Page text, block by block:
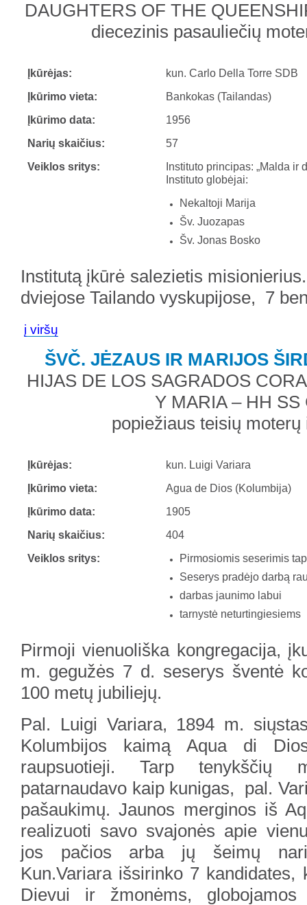
DAUGHTERS OF THE
diecezinis pasauliečių
Įkūrėjas:
Įkūrimo vieta:
Įkūrimo data:
Narių skaičius:
Veiklos sritys:
kun. Carlo Della Torre SDB
Bankokas (Tailandas)
1956
57
Instituto principas: „Malda ir
Instituto globėjai:
Nekaltoji Marija
Šv. Juozapas
Šv. Jonas Bosko
Institutą įkūrė salezietis
dviejose Tailando vyskupijose, 7
į viršų
ŠVČ. JĖZAUS IR MARIJOS
HIJAS DE LOS SAGRADOS
Y MARIA – HH SS
popiežiaus teisių moterų
Įkūrėjas:
Įkūrimo vieta:
Įkūrimo data:
Narių skaičius:
Veiklos sritys:
kun. Luigi Variara
Agua de Dios (Kolumbija)
1905
404
Pirmosiomis seserimis
Seserys pradėjo darbą
darbas jaunimo labui
tarnystė neturtingiesiems
Pirmoji vienuoliška kongregacija,
m. gegužės 7 d. seserys šventė
100 metų jubiliejų.
Pal. Luigi Variara, 1894 m.
Kolumbijos kaimą Aqua di
raupsuotieji. Tarp tenykščių
patarnaudavo kaip kunigas, pal.
pašaukimų. Jaunos merginos iš
realizuoti savo svajonės apie
jos pačios arba jų šeimų
Kun.Variara išsirinko 7 kandidates,
Dievui ir žmonėms,